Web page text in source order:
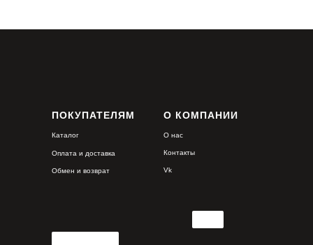
ПОКУПАТЕЛЯМ
Каталог
Оплата и доставка
Обмен и возврат
О КОМПАНИИ
О нас
Контакты
Vk